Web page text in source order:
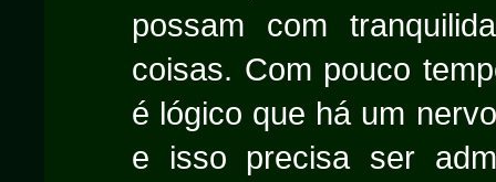
possam com
coisas. Com pouco
é lógico que há um
e isso precisa ser